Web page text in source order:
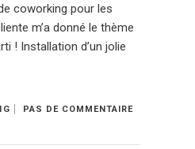
coworking pour les
m’a donné le thème
! Installation d’un jolie
PAS DE COMMENTAIRE